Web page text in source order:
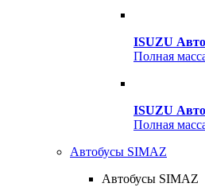
ISUZU
Полная
ISUZU
Полная
Автобусы SIMAZ
Автобусы SIMAZ